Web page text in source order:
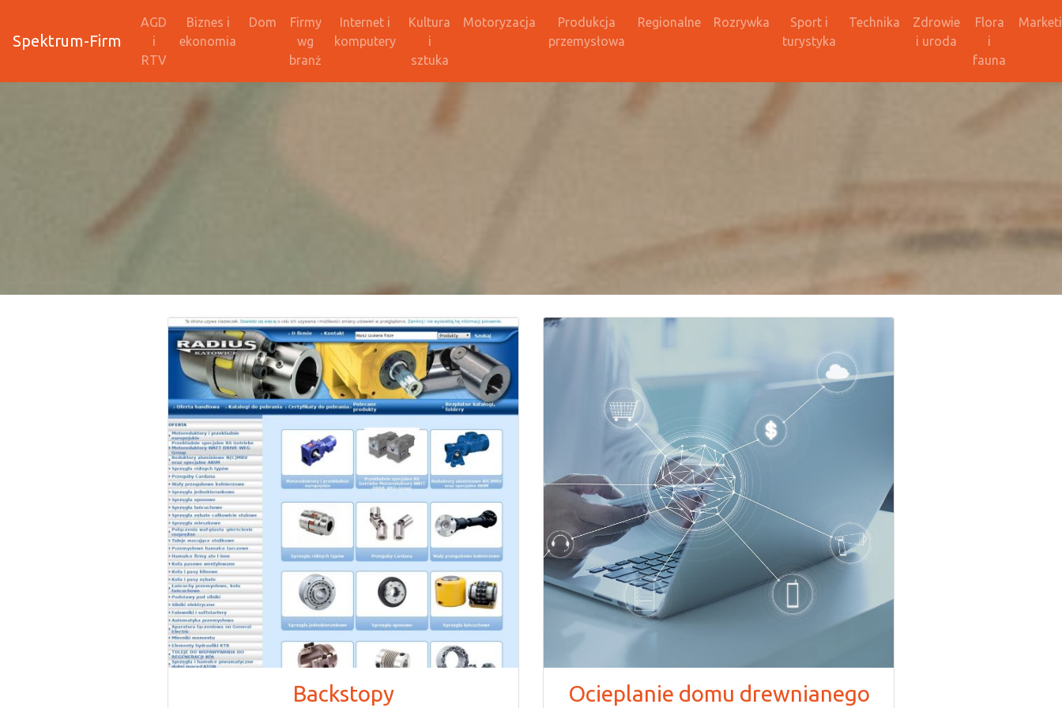
Spektrum-Firm
AGD
i
RTV
Biznes i
ekonomia
Dom
Firmy
wg
branż
Internet i
komputery
Kultura
i
sztuka
Motoryzacja
Produkcja
przemysłowa
Regionalne Rozrywka
Sport i
turystyka
Technika
Zdrowie
i uroda
Flora
i
fauna
Backstopy
Ocieplanie domu drewnianego